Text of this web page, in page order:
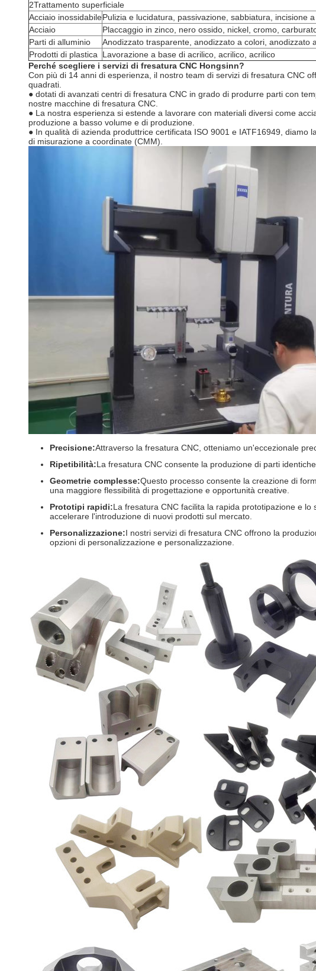
2Trattamento superficiale
Acciaio inossidabilePulizia e lucidatura, passivazione, sabbiatura, incisione
Acciaio
Placcaggio in zinco, nero ossido, nickel, cromo,
Parti di alluminio
Anodizzato trasparente, anodizzato a colori, anodizzato
Prodotti di plastica
Lavorazione a base di acrilico, acrilico, acrilico
Perché scegliere i servizi di fresatura CNC Hongsinn?
Con più di 14 anni di esperienza, il nostro team di servizi di fresatura CNC
quadrati.
● dotati di avanzati centri di fresatura CNC in grado di produrre parti con
nostre macchine di fresatura CNC.
● La nostra esperienza si estende a lavorare con materiali diversi come
produzione a basso volume e di produzione.
● In qualità di azienda produttrice certificata ISO 9001 e IATF16949,
di misurazione a coordinate (CMM).
Precisione:Attraverso la fresatura CNC, otteniamo un'eccezionale
Ripetibilità:La fresatura CNC consente la produzione di parti
Geometrie complesse:Questo processo consente la creazione di
una maggiore flessibilità di progettazione e opportunità creative.
Prototipi rapidi:La fresatura CNC facilita la rapida prototipazione e
accelerare l'introduzione di nuovi prodotti sul mercato.
Personalizzazione:I nostri servizi di fresatura CNC offrono la
opzioni di personalizzazione e personalizzazione.